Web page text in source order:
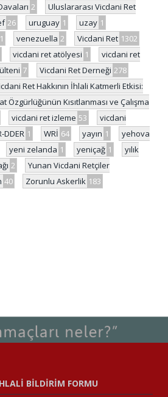
2
Uluslararası Vicdani Ret
26 uruguay 1 uzay 1
1 venezuella 2 Vicdani Ret 1302
vicdani ret atölyesi 1
vicdani ret
7 Vicdani Ret Derneği 278
Ret Hakkının İhlali Katmerli Etkisi:
Özgürlüğünün Kısıtlanması ve Çalışma
vicdani ret izleme 53
vicdani
DDER 1 WRİ 64 yayın 1
yehova
yeni zelanda 1 yeniçağ 1
yılık
2
Yunan Vicdani Retçiler
40 Zorunlu Askerlik 183
BİLDİRİM FORMU